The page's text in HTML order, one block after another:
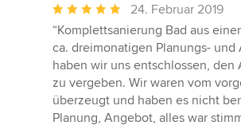
Durchschnittliche
Bewertung:
5
von
5
Sternen
24. Februar 2019
“Komplettsanierung Bad aus
ca. dreimonatigen Planungs- und
haben wir uns entschlossen, den
zu vergeben. Wir waren vom
überzeugt und haben es nicht
Planung, Angebot, alles war